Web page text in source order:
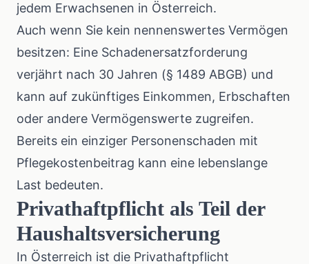
jedem Erwachsenen in Österreich.
Auch wenn Sie kein nennenswertes Vermögen
besitzen: Eine Schadenersatzforderung
verjährt nach 30 Jahren (§ 1489 ABGB) und
kann auf zukünftiges Einkommen, Erbschaften
oder andere Vermögenswerte zugreifen.
Bereits ein einziger Personenschaden mit
Pflegekostenbeitrag kann eine lebenslange
Last bedeuten.
Privathaftpflicht als Teil der
Haushaltsversicherung
In Österreich ist die Privathaftpflicht